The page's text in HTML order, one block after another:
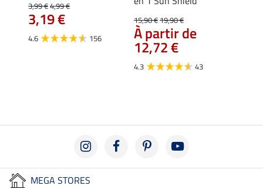
3,99 €4,99 €
3,19 €
4.6 156
15,90 €19,90 €
À partir de
12,72 €
4.3 43
MEGA STORES